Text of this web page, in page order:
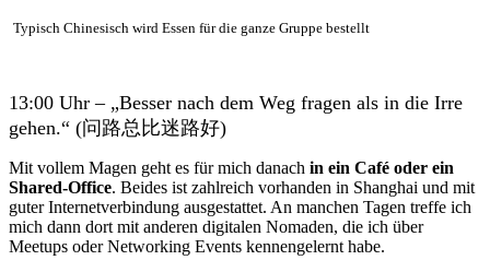
Typisch Chinesisch wird Essen für die ganze Gruppe bestellt
13:00 Uhr – „Besser nach dem Weg fragen als in die Irre
gehen.“ (问路总比迷路好)
Mit vollem Magen geht es für mich danach in ein Café oder ein
Shared-Office. Beides ist zahlreich vorhanden in Shanghai und mit
guter Internetverbindung ausgestattet. An manchen Tagen treffe ich
mich dann dort mit anderen digitalen Nomaden, die ich über
Meetups oder Networking Events kennengelernt habe.